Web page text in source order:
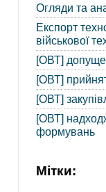
Огляди та
Експорт
військової
[ОВТ]
[ОВТ]
[ОВТ]
[ОВТ]
формувань
Мітки: